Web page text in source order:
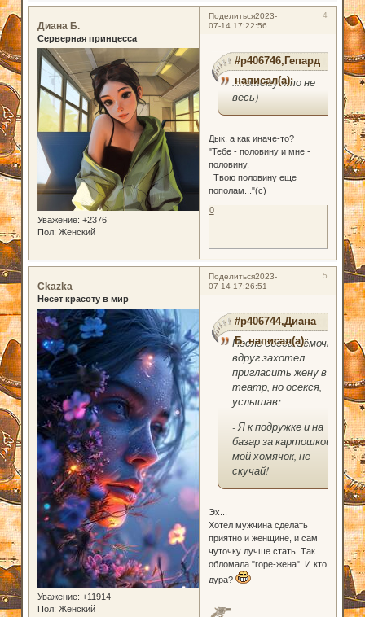
Поделиться 4
2023-
07-14 17:22:56
Диана Б.
Серверная принцесса
Уважение: +2376
Пол: Женский
#p406746,Гепард
написал(а):
...потому что не
весь)
Дык, а как иначе-то?
"Тебе - половину и мне -
половину,
Твою половину еще
пополам..."(с)
0
Поделиться 5
2023-
07-14 17:26:51
Ckazka
Несет красоту в мир
Уважение: +11914
Пол: Женский
#p406744,Диана
Б. написал(а):
После обеда Сёмочка
вдруг захотел
пригласить жену в
театр, но осекся,
услышав:
- Я к подружке и на
базар за картошкой,
мой хомячок, не
скучай!
Эх...
Хотел мужчина сделать
приятно и женщине, и сам
чуточку лучше стать. Так
обломала "горе-жена". И кто
дура?